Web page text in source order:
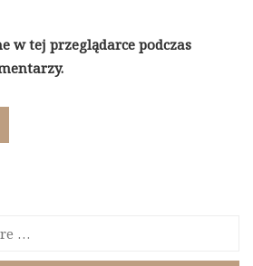
w tej przeglądarce podczas